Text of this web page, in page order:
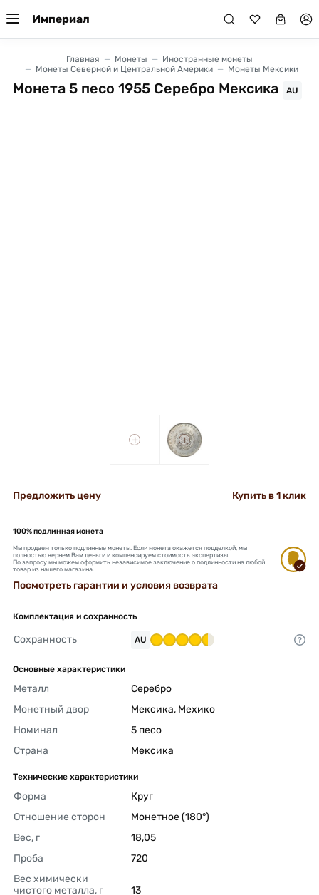
Империал
Главная Монеты
Иностранные монеты
Монеты Северной и Центральной Америки
Монеты Мексики
Монета 5 песо 1955 Серебро Мексика AU
+ +
Предложить цену Купить в 1 клик
100% подлинная монета
Мы продаем только подлинные монеты. Если монета окажется подделкой, мы
полностью вернем Вам деньги и компенсируем стоимость экспертизы.
По запросу мы можем оформить независимое заключение о подлинности на любой
товар из нашего магазина.
Посмотреть гарантии и условия возврата
Комплектация и сохранность
Сохранность AU
Основные характеристики
Металл
Серебро
Монетный двор
Мексика, Мехико
Номинал
5 песо
Страна
Мексика
Технические характеристики
Форма
Круг
Отношение сторон
Монетное (180°)
Вес, г
18,05
Проба
720
Вес химически
чистого металла, г
13